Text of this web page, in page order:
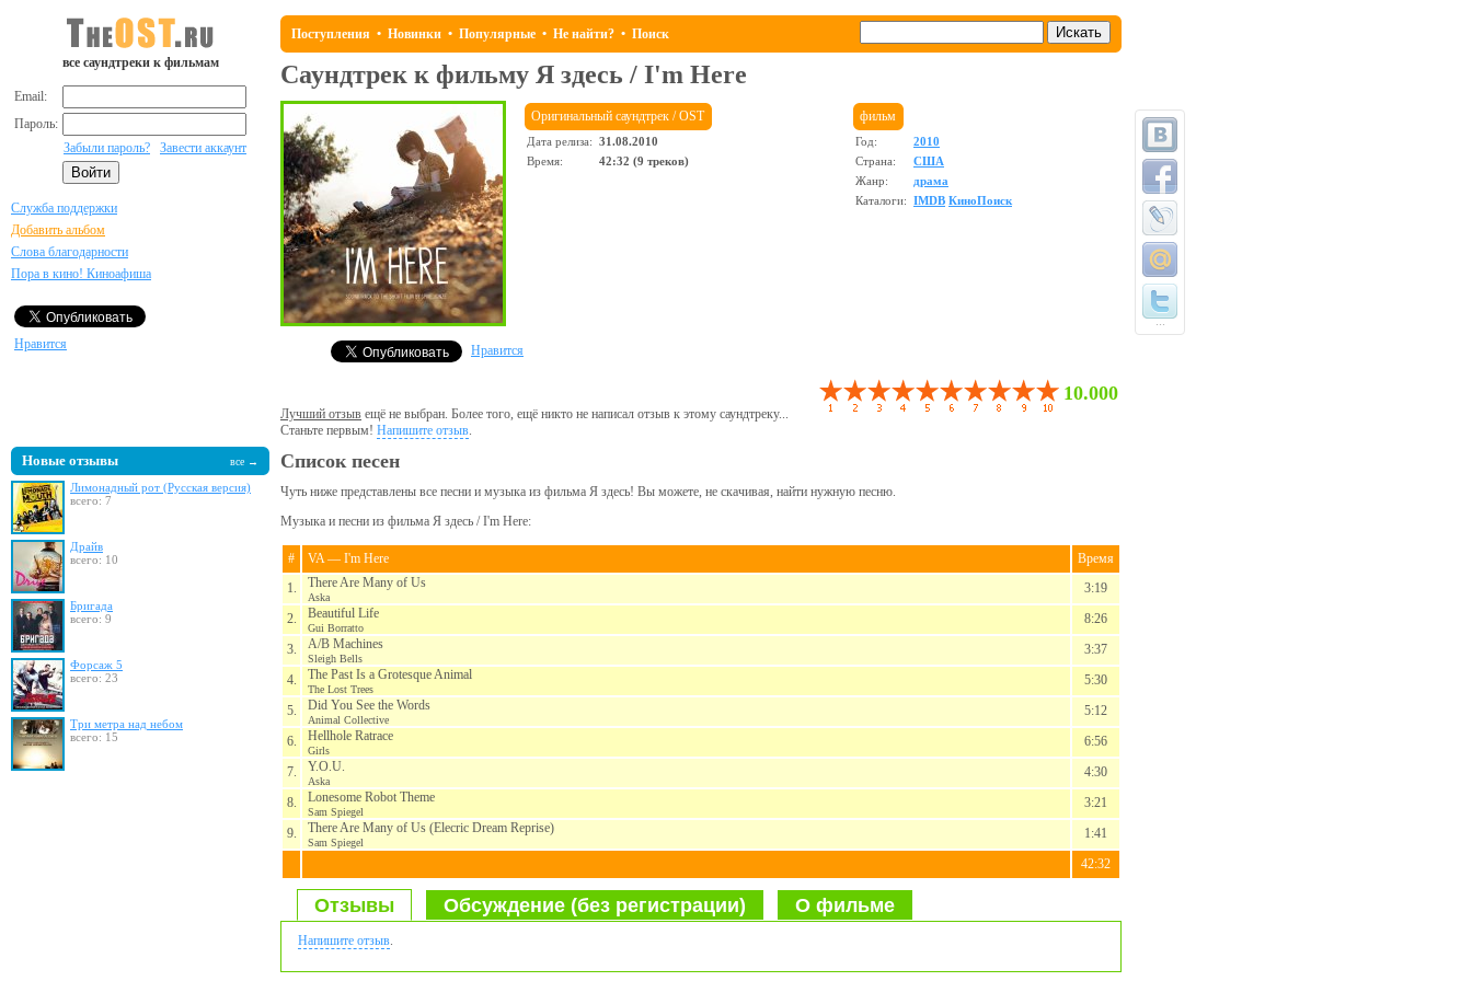
все саундтреки к фильмам
Email:
Пароль:
Забыли пароль?
Завести аккаунт
Служба поддержки
Добавить альбом
Слова благодарности
Пора в кино! Киноафиша
Нравится
Новые отзывы все →
Лимонадный рот (Русская версия)
всего: 7
Драйв
всего: 10
Бригада
всего: 9
Форсаж 5
всего: 23
Три метра над небом
всего: 15
Поступления • Новинки • Популярные • Не найти? • Поиск
Саундтрек к фильму Я здесь / I'm Here
Оригинальный саундтрек / OST
Дата релиза: 31.08.2010
Время:
42:32 (9 треков)
фильм
Год:
2010
Страна:
США
Жанр:
драма
Каталоги: IMDB КиноПоиск
Нравится
10.000
Лучший отзыв ещё не выбран. Более того, ещё никто не написал отзыв к этому саундтреку...
Станьте первым! Напишите отзыв.
Список песен
Чуть ниже представлены все песни и музыка из фильма Я здесь! Вы можете, не скачивая, найти нужную песню.
Музыка и песни из фильма Я здесь / I'm Here:
# VA — I'm Here
Время
1.
There Are Many of Us
Aska
3:19
2.
Beautiful Life
Gui Borratto
8:26
3.
A/B Machines
Sleigh Bells
3:37
4.
The Past Is a Grotesque Animal
The Lost Trees
5:30
5.
Did You See the Words
Animal Collective
5:12
6.
Hellhole Ratrace
Girls
6:56
7.
Y.O.U.
Aska
4:30
8.
Lonesome Robot Theme
Sam Spiegel
3:21
9.
There Are Many of Us (Elecric Dream Reprise)
Sam Spiegel
1:41
42:32
...
Отзывы Обсуждение (без регистрации) О фильме
Напишите отзыв.